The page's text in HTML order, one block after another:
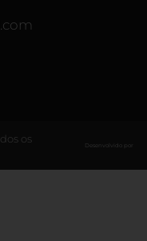
os
Desenvolvido por